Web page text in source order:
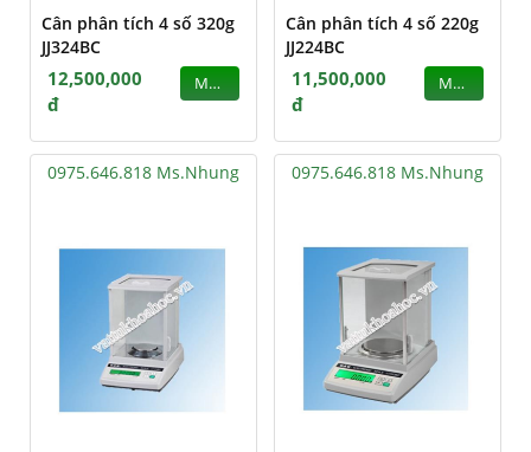
Cân phân tích 4 số 320g
JJ324BC
12,500,000
đ
MUA
Cân phân tích 4 số 220g
JJ224BC
11,500,000
đ
MUA
0975.646.818 Ms.Nhung 0975.646.818 Ms.Nhung